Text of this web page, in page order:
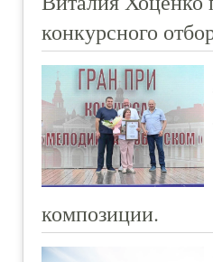
конкурсного
композиции.